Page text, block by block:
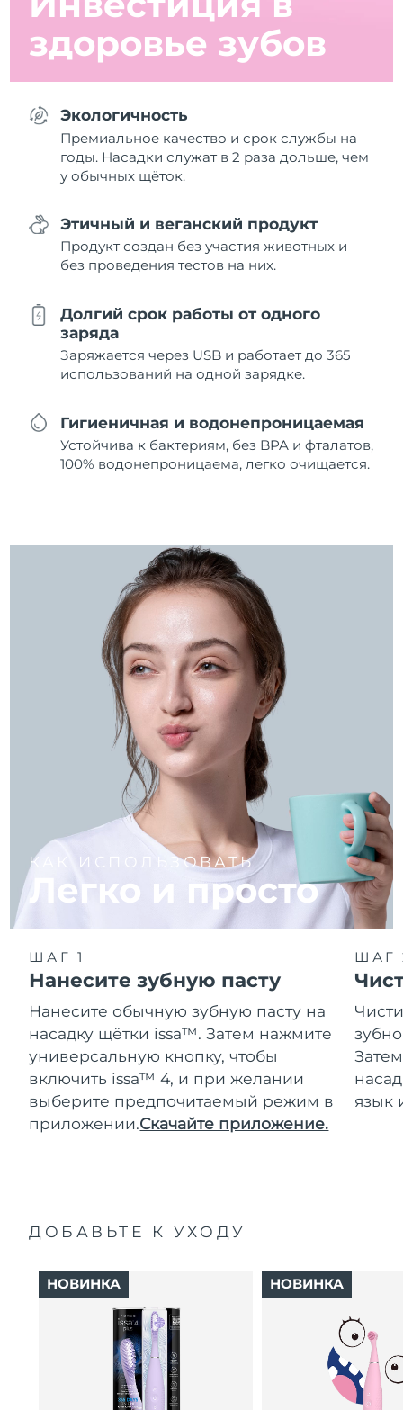
здоровье зубов
Экологичность
Премиальное качество и срок службы на
годы. Насадки служат в 2 раза дольше, чем
у обычных щёток.
Этичный и веганский продукт
Продукт создан без участия животных и
без проведения тестов на них.
Долгий срок работы от одного
заряда
Заряжается через USB и работает до 365
использований на одной зарядке.
Гигиеничная и водонепроницаемая
Устойчива к бактериям, без BPA и фталатов,
100% водонепроницаема, легко очищается.
КАК ИСПОЛЬЗОВАТЬ
Легко и просто
ШАГ 1
Нанесите зубную пасту
Нанесите обычную зубную пасту на
насадку щётки issa™. Затем нажмите
универсальную кнопку, чтобы
включить issa™ 4, и при желании
выберите предпочитаемый режим в
приложении.Скачайте приложение.
ШАГ
язык
ДОБАВЬТЕ К УХОДУ
НОВИНКА НОВИНКА